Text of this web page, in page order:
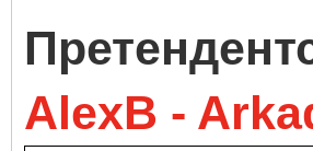
AlexB -